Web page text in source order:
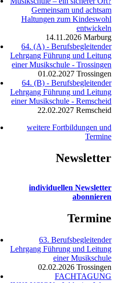
Gemeinsam und achtsam
Haltungen zum Kindeswohl
entwickeln
14.11.2026 Marburg
64. (A) - Berufsbegleitender
Lehrgang Führung und Leitung
einer Musikschule - Trossingen
01.02.2027 Trossingen
64. (B) - Berufsbegleitender
Lehrgang Führung und Leitung
einer Musikschule - Remscheid
22.02.2027 Remscheid
weitere Fortbildungen und
Termine
Newsletter
individuellen Newsletter
abonnieren
Termine
63. Berufsbegleitender
Lehrgang Führung und Leitung
einer Musikschule
02.02.2026 Trossingen
FACHTAGUNG